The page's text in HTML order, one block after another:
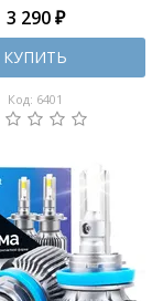
3 290 ₽
КУПИТЬ
Код: 6401